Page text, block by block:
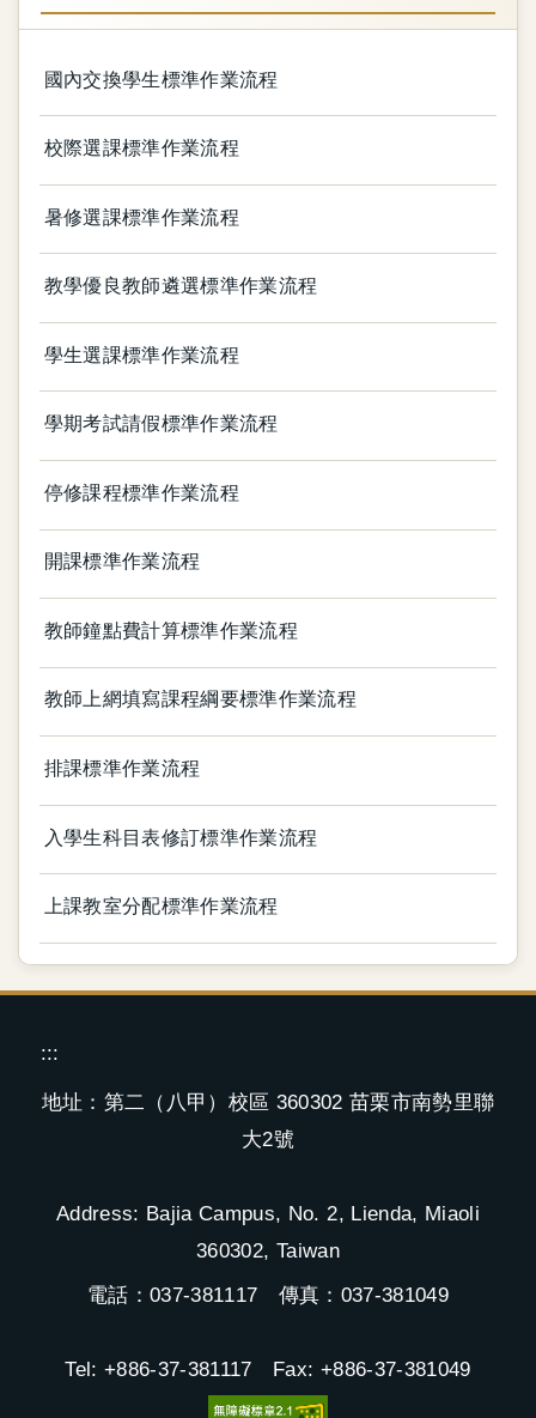
國內交換學生標準作業流程
校際選課標準作業流程
暑修選課標準作業流程
教學優良教師遴選標準作業流程
學生選課標準作業流程
學期考試請假標準作業流程
停修課程標準作業流程
開課標準作業流程
教師鐘點費計算標準作業流程
教師上網填寫課程綱要標準作業流程
排課標準作業流程
入學生科目表修訂標準作業流程
上課教室分配標準作業流程
:::
地址：第二（八甲）校區 360302 苗栗市南勢里聯
大2號
Address: Bajia Campus, No. 2, Lienda, Miaoli
360302, Taiwan
電話：037-381117 傳真：037-381049
Tel: +886-37-381117 Fax: +886-37-381049